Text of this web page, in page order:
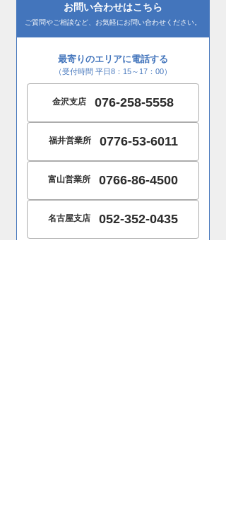
お問い合わせはこちら
ご質問やご相談など、お気軽にお問い合わせください。
最寄りのエリアに電話する
（受付時間 平日8：15～17：00）
金沢支店 076-258-5558
福井営業所 0776-53-6011
富山営業所 0766-86-4500
名古屋支店 052-352-0435